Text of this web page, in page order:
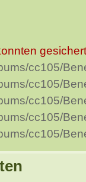
cc105/
cc105/
cc105/
cc105/
cc105/